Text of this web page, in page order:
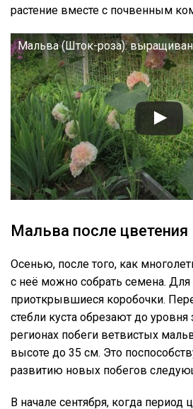
растение вместе с почвенным
Мальва (Шток-роза):
Мальва после цветения
Осенью, после того, как
с неё можно собрать семена.
приоткрывшиеся коробочки.
стебли куста обрезают до
регионах побеги ветвистых
высоте до 35 см. Это
развитию новых побегов
В начале сентября, когда период